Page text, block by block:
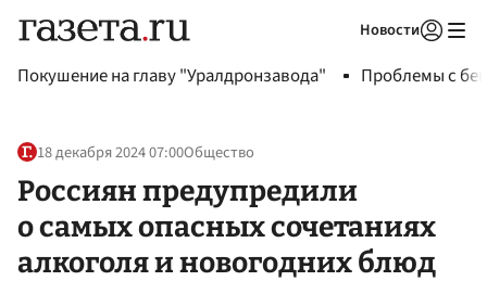
Новости
Покушение на главу "Уралдронзавода" Проблемы с
18 декабря 2024 07:00Общество
Россиян предупредили
о самых опасных сочетаниях
алкоголя и новогодних блюд